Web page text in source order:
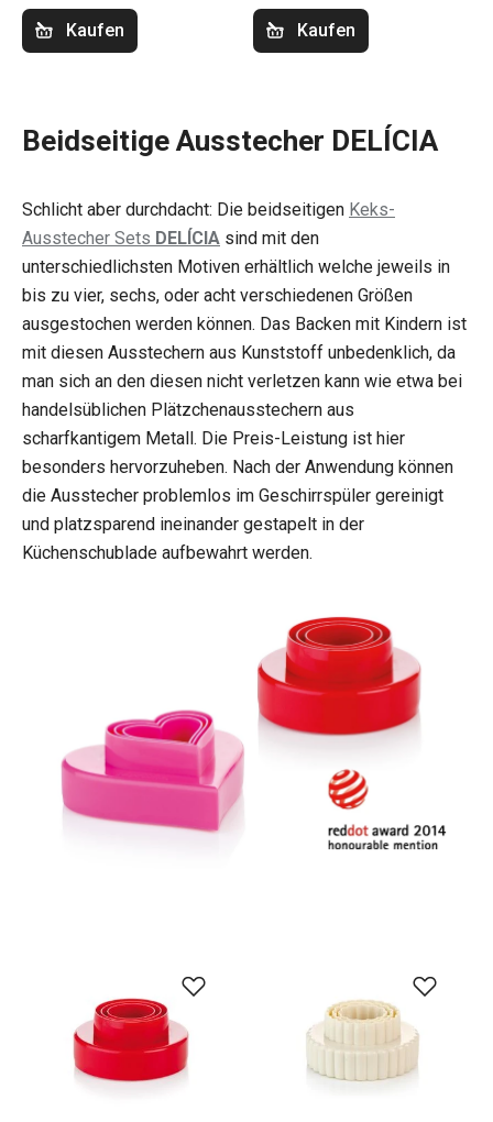
Kaufen Kaufen
Beidseitige Ausstecher DELÍCIA
Schlicht aber durchdacht: Die beidseitigen Keks-
Ausstecher Sets DELÍCIA sind mit den
unterschiedlichsten Motiven erhältlich welche jeweils in
bis zu vier, sechs, oder acht verschiedenen Größen
ausgestochen werden können. Das Backen mit Kindern ist
mit diesen Ausstechern aus Kunststoff unbedenklich, da
man sich an den diesen nicht verletzen kann wie etwa bei
handelsüblichen Plätzchenausstechern aus
scharfkantigem Metall. Die Preis-Leistung ist hier
besonders hervorzuheben. Nach der Anwendung können
die Ausstecher problemlos im Geschirrspüler gereinigt
und platzsparend ineinander gestapelt in der
Küchenschublade aufbewahrt werden.